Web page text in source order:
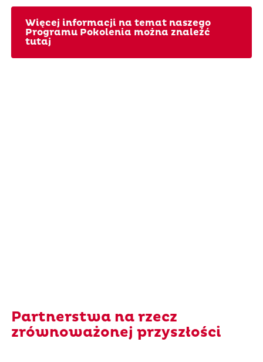
Więcej informacji na temat naszego
Programu Pokolenia można znaleźć
tutaj
Partnerstwa na rzecz
zrównoważonej przyszłości